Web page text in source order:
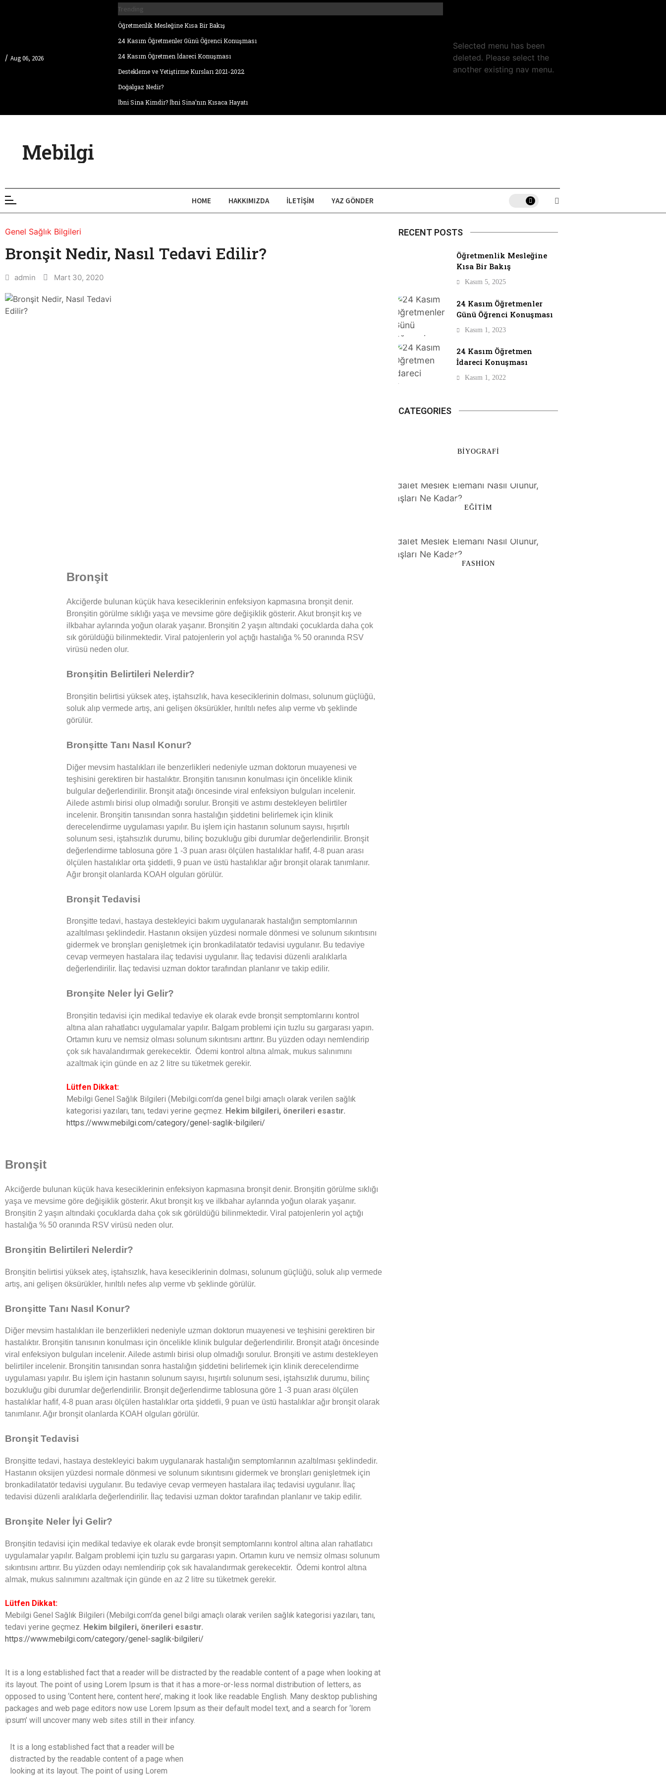
/ Aug 06, 2026
Trending
Öğretmenlik Mesleğine Kısa Bir Bakış
24 Kasım Öğretmenler Günü Öğrenci Konuşması
24 Kasım Öğretmen İdareci Konuşması
Destekleme ve Yetiştirme Kursları 2021-2022
Doğalgaz Nedir?
İbni Sina Kimdir? İbni Sina’nın Kısaca Hayatı
Selected menu has been
deleted. Please select the
another existing nav menu.
Mebilgi
HOME HAKKIMIZDA İLETIŞIM YAZ GÖNDER
Genel Sağlık Bilgileri
Bronşit Nedir, Nasıl Tedavi Edilir?
admin Mart 30, 2020
Bronşit
Akciğerde bulunan küçük hava keseciklerinin enfeksiyon kapmasına bronşit denir.
Bronşitin görülme sıklığı yaşa ve mevsime göre değişiklik gösterir. Akut bronşit kış ve
ilkbahar aylarında yoğun olarak yaşanır. Bronşitin 2 yaşın altındaki çocuklarda daha çok
sık görüldüğü bilinmektedir. Viral patojenlerin yol açtığı hastalığa % 50 oranında RSV
virüsü neden olur.
Bronşitin Belirtileri Nelerdir?
Bronşitin belirtisi yüksek ateş, iştahsızlık, hava keseciklerinin dolması, solunum güçlüğü,
soluk alıp vermede artış, ani gelişen öksürükler, hırıltılı nefes alıp verme vb şeklinde
görülür.
Bronşitte Tanı Nasıl Konur?
Diğer mevsim hastalıkları ile benzerlikleri nedeniyle uzman doktorun muayenesi ve
teşhisini gerektiren bir hastalıktır. Bronşitin tanısının konulması için öncelikle klinik
bulgular değerlendirilir. Bronşit atağı öncesinde viral enfeksiyon bulguları incelenir.
Ailede astımlı birisi olup olmadığı sorulur. Bronşiti ve astımı destekleyen belirtiler
incelenir. Bronşitin tanısından sonra hastalığın şiddetini belirlemek için klinik
derecelendirme uygulaması yapılır. Bu işlem için hastanın solunum sayısı, hışırtılı
solunum sesi, iştahsızlık durumu, bilinç bozukluğu gibi durumlar değerlendirilir. Bronşit
değerlendirme tablosuna göre 1 -3 puan arası ölçülen hastalıklar hafif, 4-8 puan arası
ölçülen hastalıklar orta şiddetli, 9 puan ve üstü hastalıklar ağır bronşit olarak tanımlanır.
Ağır bronşit olanlarda KOAH olguları görülür.
Bronşit Tedavisi
Bronşitte tedavi, hastaya destekleyici bakım uygulanarak hastalığın semptomlarının
azaltılması şeklindedir. Hastanın oksijen yüzdesi normale dönmesi ve solunum sıkıntısını
gidermek ve bronşları genişletmek için bronkadilatatör tedavisi uygulanır. Bu tedaviye
cevap vermeyen hastalara ilaç tedavisi uygulanır. İlaç tedavisi düzenli aralıklarla
değerlendirilir. İlaç tedavisi uzman doktor tarafından planlanır ve takip edilir.
Bronşite Neler İyi Gelir?
Bronşitin tedavisi için medikal tedaviye ek olarak evde bronşit semptomlarını kontrol
altına alan rahatlatıcı uygulamalar yapılır. Balgam problemi için tuzlu su gargarası yapın.
Ortamın kuru ve nemsiz olması solunum sıkıntısını arttırır. Bu yüzden odayı nemlendirip
çok sık havalandırmak gerekecektir. Ödemi kontrol altına almak, mukus salınımını
azaltmak için günde en az 2 litre su tüketmek gerekir.
Lütfen Dikkat:
Mebilgi Genel Sağlık Bilgileri (Mebilgi.com’da genel bilgi amaçlı olarak verilen sağlık
kategorisi yazıları, tanı, tedavi yerine geçmez. Hekim bilgileri, önerileri esastır.
https://www.mebilgi.com/category/genel-saglik-bilgileri/
Bronşit
Akciğerde bulunan küçük hava keseciklerinin enfeksiyon kapmasına bronşit denir. Bronşitin görülme sıklığı
yaşa ve mevsime göre değişiklik gösterir. Akut bronşit kış ve ilkbahar aylarında yoğun olarak yaşanır.
Bronşitin 2 yaşın altındaki çocuklarda daha çok sık görüldüğü bilinmektedir. Viral patojenlerin yol açtığı
hastalığa % 50 oranında RSV virüsü neden olur.
Bronşitin Belirtileri Nelerdir?
Bronşitin belirtisi yüksek ateş, iştahsızlık, hava keseciklerinin dolması, solunum güçlüğü, soluk alıp vermede
artış, ani gelişen öksürükler, hırıltılı nefes alıp verme vb şeklinde görülür.
Bronşitte Tanı Nasıl Konur?
Diğer mevsim hastalıkları ile benzerlikleri nedeniyle uzman doktorun muayenesi ve teşhisini gerektiren bir
hastalıktır. Bronşitin tanısının konulması için öncelikle klinik bulgular değerlendirilir. Bronşit atağı öncesinde
viral enfeksiyon bulguları incelenir. Ailede astımlı birisi olup olmadığı sorulur. Bronşiti ve astımı destekleyen
belirtiler incelenir. Bronşitin tanısından sonra hastalığın şiddetini belirlemek için klinik derecelendirme
uygulaması yapılır. Bu işlem için hastanın solunum sayısı, hışırtılı solunum sesi, iştahsızlık durumu, bilinç
bozukluğu gibi durumlar değerlendirilir. Bronşit değerlendirme tablosuna göre 1 -3 puan arası ölçülen
hastalıklar hafif, 4-8 puan arası ölçülen hastalıklar orta şiddetli, 9 puan ve üstü hastalıklar ağır bronşit olarak
tanımlanır. Ağır bronşit olanlarda KOAH olguları görülür.
Bronşit Tedavisi
Bronşitte tedavi, hastaya destekleyici bakım uygulanarak hastalığın semptomlarının azaltılması şeklindedir.
Hastanın oksijen yüzdesi normale dönmesi ve solunum sıkıntısını gidermek ve bronşları genişletmek için
bronkadilatatör tedavisi uygulanır. Bu tedaviye cevap vermeyen hastalara ilaç tedavisi uygulanır. İlaç
tedavisi düzenli aralıklarla değerlendirilir. İlaç tedavisi uzman doktor tarafından planlanır ve takip edilir.
Bronşite Neler İyi Gelir?
Bronşitin tedavisi için medikal tedaviye ek olarak evde bronşit semptomlarını kontrol altına alan rahatlatıcı
uygulamalar yapılır. Balgam problemi için tuzlu su gargarası yapın. Ortamın kuru ve nemsiz olması solunum
sıkıntısını arttırır. Bu yüzden odayı nemlendirip çok sık havalandırmak gerekecektir. Ödemi kontrol altına
almak, mukus salınımını azaltmak için günde en az 2 litre su tüketmek gerekir.
Lütfen Dikkat:
Mebilgi Genel Sağlık Bilgileri (Mebilgi.com’da genel bilgi amaçlı olarak verilen sağlık kategorisi yazıları, tanı,
tedavi yerine geçmez. Hekim bilgileri, önerileri esastır.
https://www.mebilgi.com/category/genel-saglik-bilgileri/
It is a long established fact that a reader will be distracted by the readable content of a page when looking at
its layout. The point of using Lorem Ipsum is that it has a more-or-less normal distribution of letters, as
opposed to using ‘Content here, content here’, making it look like readable English. Many desktop publishing
packages and web page editors now use Lorem Ipsum as their default model text, and a search for ‘lorem
ipsum’ will uncover many web sites still in their infancy.
It is a long established fact that a reader will be
distracted by the readable content of a page when
looking at its layout. The point of using Lorem
RECENT POSTS
Öğretmenlik Mesleğine
Kısa Bir Bakış
Kasım 5, 2025
24 Kasım Öğretmenler
Günü Öğrenci Konuşması
Kasım 1, 2023
24 Kasım Öğretmen
İdareci Konuşması
Kasım 1, 2022
CATEGORIES
BIYOGRAFI
EĞITIM
FASHION